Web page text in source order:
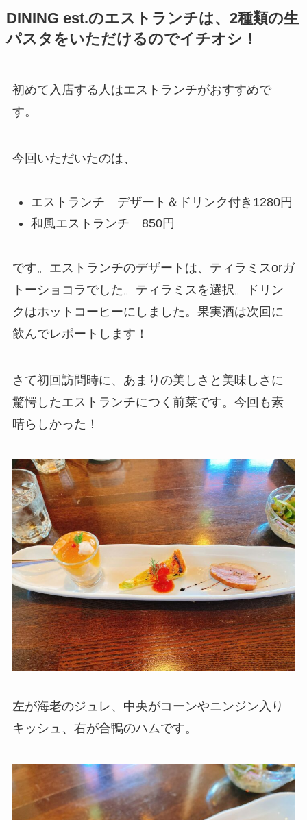
DINING est.のエストランチは、2種類の生
パスタをいただけるのでイチオシ！
初めて入店する人はエストランチがおすすめで
す。
今回いただいたのは、
エストランチ デザート＆ドリンク付き1280円
和風エストランチ 850円
です。エストランチのデザートは、ティラミスorガ
トーショコラでした。ティラミスを選択。ドリン
クはホットコーヒーにしました。果実酒は次回に
飲んでレポートします！
さて初回訪問時に、あまりの美しさと美味しさに
驚愕したエストランチにつく前菜です。今回も素
晴らしかった！
左が海老のジュレ、中央がコーンやニンジン入り
キッシュ、右が合鴨のハムです。